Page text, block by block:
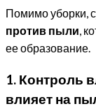
Помимо уборки,
против пыли,
ее образование.
1. Контроль
влияет на